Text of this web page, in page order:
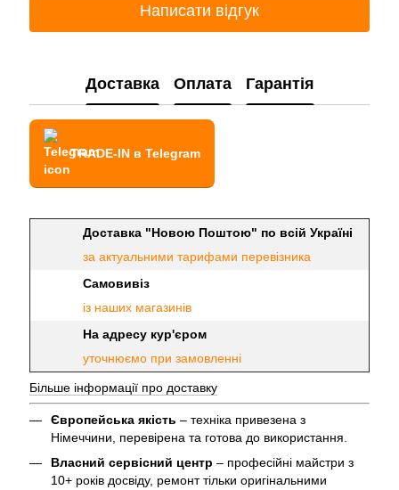
Написати відгук
Доставка Оплата Гарантія
TRADE-IN в Telegram
Доставка "Новою Поштою" по всій Україні
за актуальними тарифами перевізника
Самовивіз
із наших магазинів
На адресу кур'єром
уточнюємо при замовленні
Більше інформації про доставку
Європейська якість – техніка привезена з
Німеччини, перевірена та готова до використання.
Власний сервісний центр – професійні майстри з
10+ років досвіду, ремонт тільки оригінальними